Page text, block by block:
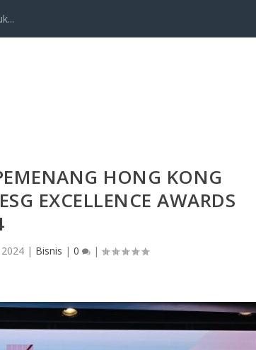
HONG KONG
EXCELLENCE AWARDS
| Bisnis |0 |